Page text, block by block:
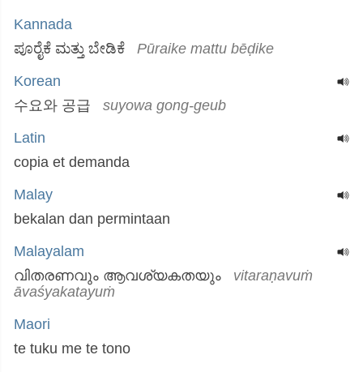
Kannada
ಪೂರೈಕೆ ಮತ್ತು ಬೇಡಿಕೆ
Pūraike mattu bēḍike
Korean
수요와 공급
suyowa gong-geub
Latin
copia et demanda
Malay
bekalan dan permintaan
Malayalam
വിതരണവും ആവശ്യകതയും
vitaraṇavuṁ
āvaśyakatayuṁ
Maori
te tuku me te tono